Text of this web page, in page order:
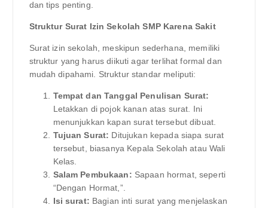
dan tips penting.
Struktur Surat Izin Sekolah SMP Karena Sakit
Surat izin sekolah, meskipun sederhana, memiliki
struktur yang harus diikuti agar terlihat formal dan
mudah dipahami. Struktur standar meliputi:
Tempat dan Tanggal Penulisan Surat:
Letakkan di pojok kanan atas surat. Ini
menunjukkan kapan surat tersebut dibuat.
Tujuan Surat: Ditujukan kepada siapa surat
tersebut, biasanya Kepala Sekolah atau Wali
Kelas.
Salam Pembukaan: Sapaan hormat, seperti
“Dengan Hormat,”.
Isi surat: Bagian inti surat yang menjelaskan